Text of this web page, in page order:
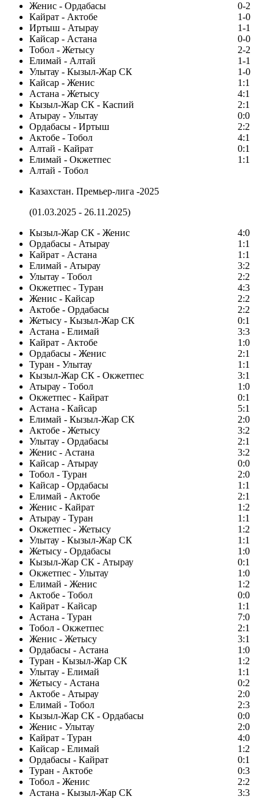
Женис - Ордабасы
0-2
Кайрат - Актобе
1-0
Иртыш - Атырау
1-1
Кайсар - Астана
0-0
Тобол - Жетысу
2-2
Елимай - Алтай
1-1
Улытау - Кызыл-Жар СК
1-0
Кайсар - Женис
1:1
Астана - Жетысу
4:1
Кызыл-Жар СК - Каспий
2:1
Атырау - Улытау
0:0
Ордабасы - Иртыш
2:2
Актобе - Тобол
4:1
Алтай - Кайрат
0:1
Елимай - Окжетпес
1:1
Алтай - Тобол
Казахстан. Премьер-лига -2025
(01.03.2025 - 26.11.2025)
Кызыл-Жар СК - Женис
4:0
Ордабасы - Атырау
1:1
Кайрат - Астана
1:1
Елимай - Атырау
3:2
Улытау - Тобол
2:2
Окжетпес - Туран
4:3
Женис - Кайсар
2:2
Актобе - Ордабасы
2:2
Жетысу - Кызыл-Жар СК
0:1
Астана - Елимай
3:3
Кайрат - Актобе
1:0
Ордабасы - Женис
2:1
Туран - Улытау
1:1
Кызыл-Жар СК - Окжетпес
3:1
Атырау - Тобол
1:0
Окжетпес - Кайрат
0:1
Астана - Кайсар
5:1
Елимай - Кызыл-Жар СК
2:0
Актобе - Жетысу
3:2
Улытау - Ордабасы
2:1
Женис - Астана
3:2
Кайсар - Атырау
0:0
Тобол - Туран
2:0
Кайсар - Ордабасы
1:1
Елимай - Актобе
2:1
Женис - Кайрат
1:2
Атырау - Туран
1:1
Окжетпес - Жетысу
1:2
Улытау - Кызыл-Жар СК
1:1
Жетысу - Ордабасы
1:0
Кызыл-Жар СК - Атырау
0:1
Окжетпес - Улытау
1:0
Елимай - Женис
1:2
Актобе - Тобол
0:0
Кайрат - Кайсар
1:1
Астана - Туран
7:0
Тобол - Окжетпес
2:1
Женис - Жетысу
3:1
Ордабасы - Астана
1:0
Туран - Кызыл-Жар СК
1:2
Улытау - Елимай
1:1
Жетысу - Астана
0:2
Актобе - Атырау
2:0
Елимай - Тобол
2:3
Кызыл-Жар СК - Ордабасы
0:0
Женис - Улытау
2:0
Кайрат - Туран
4:0
Кайсар - Елимай
1:2
Ордабасы - Кайрат
0:1
Туран - Актобе
0:3
Тобол - Женис
2:2
Астана - Кызыл-Жар СК
3:3